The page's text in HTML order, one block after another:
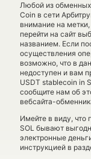
Любой из обменных
Coin в сети
внимание на
перейти на сайт
названием. Если
осуществления
возможно, что в
недоступен и вам
USDT stablecoin in
сообщите нам об
вебсайта-
Имейте в виду, что
SOL бывают
электронные
инструкцией в